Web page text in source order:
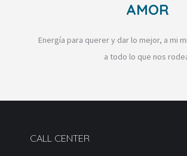
AMOR
Energía para querer y dar lo mejor, a mi
a todo lo que nos
CALL CENTER